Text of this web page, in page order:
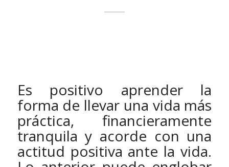
Es positivo aprender la
forma de llevar una vida más
práctica, financieramente
tranquila y acorde con una
actitud positiva ante la vida.